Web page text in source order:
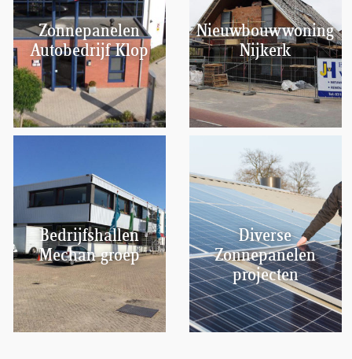
Zonnepanelen
Autobedrijf Klop
Nieuwbouwwoning
Nijkerk
Bedrijfshallen
Mechan groep
Diverse
Zonnepanelen
projecten